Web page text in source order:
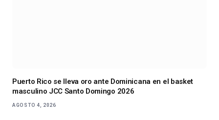
Puerto Rico se lleva oro ante Dominicana en el basket
masculino JCC Santo Domingo 2026
AGOSTO 4, 2026